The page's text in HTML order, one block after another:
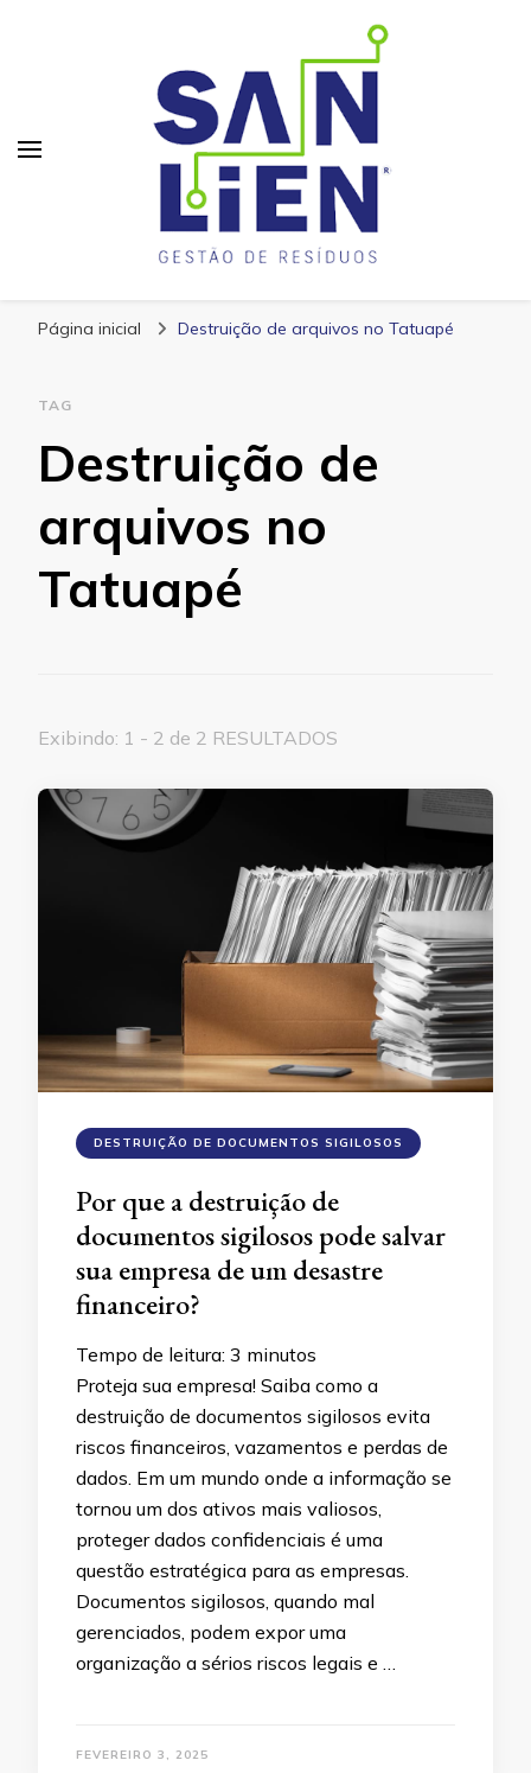
Página inicial Destruição de arquivos no Tatuapé
TAG
Destruição de
arquivos no
Tatuapé
Exibindo: 1 - 2 de 2 RESULTADOS
DESTRUIÇÃO DE DOCUMENTOS SIGILOSOS
Por que a destruição de
documentos sigilosos pode salvar
sua empresa de um desastre
financeiro?
Tempo de leitura: 3 minutos
Proteja sua empresa! Saiba como a
destruição de documentos sigilosos evita
riscos financeiros, vazamentos e perdas de
dados. Em um mundo onde a informação se
tornou um dos ativos mais valiosos,
proteger dados confidenciais é uma
questão estratégica para as empresas.
Documentos sigilosos, quando mal
gerenciados, podem expor uma
organização a sérios riscos legais e …
FEVEREIRO 3, 2025